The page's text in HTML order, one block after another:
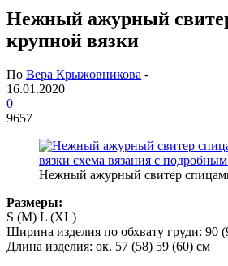
Нежный ажурный
крупной вязки
По Вера Крыжовникова -
16.01.2020
0
9657
Нежный ажурный свитер
Размеры:
S (М) L (XL)
Ширина изделия по обхвату груди: 90
Длина изделия: ок. 57 (58) 59 (60) cм